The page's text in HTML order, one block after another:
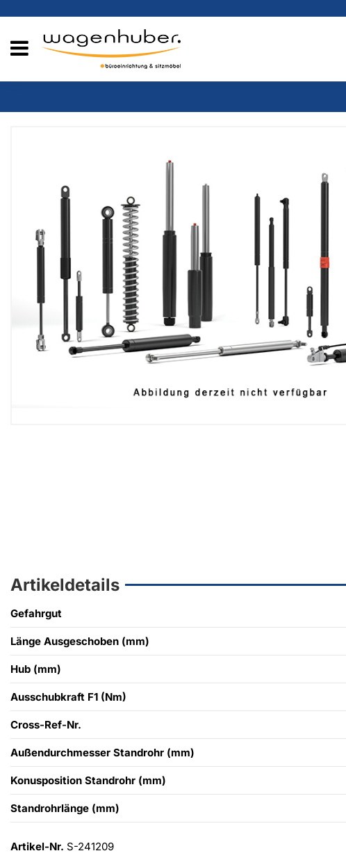
Artikeldetails
Gefahrgut
Länge Ausgeschoben (mm)
Hub (mm)
Ausschubkraft F1 (Nm)
Cross-Ref-Nr.
Außendurchmesser Standrohr (mm)
Konusposition Standrohr (mm)
Standrohrlänge (mm)
Artikel-Nr. S-241209